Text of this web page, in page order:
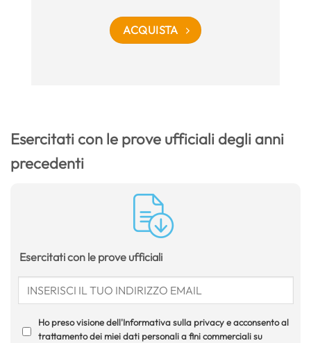
ACQUISTA
Esercitati con le prove ufficiali degli anni
precedenti
Esercitati con le prove ufficiali
Ho preso visione dell'Informativa sulla privacy e acconsento al
trattamento dei miei dati personali a fini commerciali su